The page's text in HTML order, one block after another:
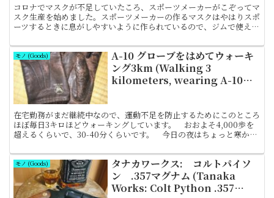
コロナでマスクが不足していたころ、スポーツメーカーがこぞってマ
スク生産を始めました。スポーツメーカーの作るマスクはやはりスポ
ーツするときに息がしやすいように作られているので、ジムで使える
モノ (Goods)
A-10 グローブをはめてウォーキ
ング3km (Walking 3
kilometers, wearing A-10
在宅勤務がまだ継続中なので、運動不足を防止するためにこのところ
ほぼ毎日3キロほどウォーキングしています。 おおよそ4,000歩を
超えるくらいで、30-40分くらいです。 今日の夜はちょっと寒かっ
モノ (Goods)
タナカワークス: コルトパイソ
ン .357マグナム (Tanaka
Works: Colt Python .357